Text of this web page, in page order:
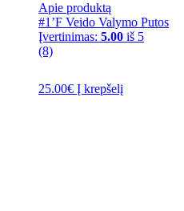
Apie produktą
#1’F Veido Valymo Putos
Įvertinimas: 5.00 iš 5
(8)
25.00€ Į krepšelį